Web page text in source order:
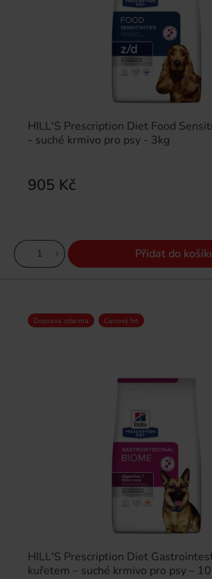
HILL'S Prescription Diet Food
- suché krmivo pro psy - 3kg
905 Kč
Přidat do
HILL'S Prescription Diet
kuřetem – suché krmivo pro psy –
Doprava zdarma Cenový hit